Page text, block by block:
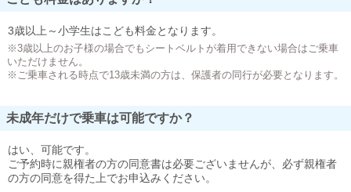
3歳以上～小学生はこども料金となります。
※3歳以上のお子様の場合でもシートベルトが着用できない場合はご乗車
いただけません。
※ご乗車される時点で13歳未満の方は、保護者の同行が必要となります。
未成年だけで乗車は可能ですか？
はい、可能です。
ご予約時に親権者の方の同意書は必要ございませんが、必ず親権者
の方の同意を得た上でお申込みください。